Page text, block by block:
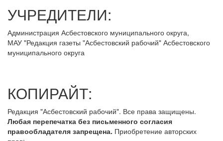
УЧРЕДИТЕЛИ:
Администрация Асбестовского муниципального округа,
МАУ"Редакция газеты "Асбестовский рабочий" Асбестовского
муниципального округа
КОПИРАЙТ:
Редакция "Асбестовский рабочий". Все права защищены.
Любая перепечатка без письменного согласия
правообладателя запрещена. Приобретение авторских